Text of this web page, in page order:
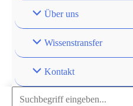
Über uns
Wissenstransfer
Kontakt
Suchbegriff